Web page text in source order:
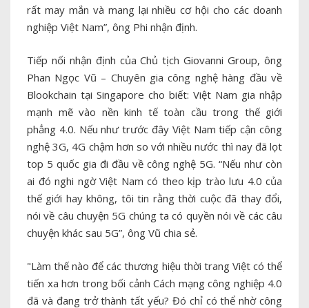
rất may mắn và mang lại nhiều cơ hội cho các doanh
nghiệp Việt Nam”, ông Phi nhận định.
Tiếp nối nhận định của Chủ tịch Giovanni Group, ông
Phan Ngọc Vũ – Chuyên gia công nghệ hàng đầu về
Blookchain tại Singapore cho biết: Việt Nam gia nhập
mạnh mẽ vào nền kinh tế toàn cầu trong thế giới
phẳng 4.0. Nếu như trước đây Việt Nam tiếp cận công
nghệ 3G, 4G chậm hơn so với nhiều nước thì nay đã lọt
top 5 quốc gia đi đầu về công nghệ 5G. “Nếu như còn
ai đó nghi ngờ Việt Nam có theo kịp trào lưu 4.0 của
thế giới hay không, tôi tin rằng thời cuộc đã thay đổi,
nói về câu chuyện 5G chúng ta có quyền nói về các câu
chuyện khác sau 5G”, ông Vũ chia sẻ.
"Làm thế nào để các thương hiệu thời trang Việt có thể
tiến xa hơn trong bối cảnh Cách mạng công nghiệp 4.0
đã và đang trở thành tất yếu? Đó chỉ có thể nhờ công